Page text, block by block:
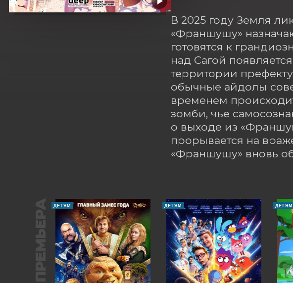
В 2025 году Земля
«Франшушу»
готовятся к
над Сагой
территории
обычные айдолы
временем
зомби, чье
о выходе из
прорывается на
«Франшушу» вновь
ПРЕМЬЕРА ДЕТЯМ ДЕТЯМ ДЕТЯМ